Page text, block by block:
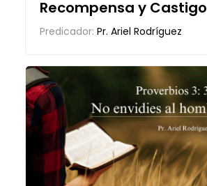
Recompensa y Castigo
Predicador:Pr. Ariel Rodríguez